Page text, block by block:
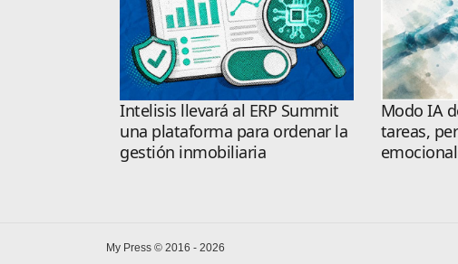
Intelisis llevará al ERP Summit
una plataforma para ordenar la
gestión inmobiliaria
Modo IA
tareas,
My Press © 2016 - 2026